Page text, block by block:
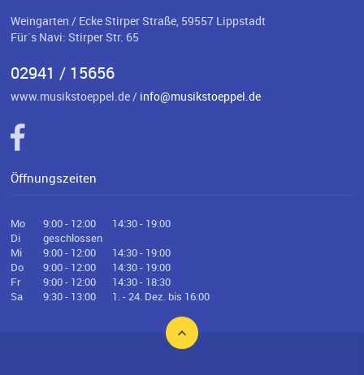
Weingarten / Ecke Stirper Straße, 59557 Lippstadt
Für`s Navi: Stirper Str. 65
02941 / 15656
www.musikstoeppel.de / info@musikstoeppel.de
Öffnungszeiten
Mo 9:00 - 12:00
14:30 - 19:00
Di
geschlossen
Mi
9:00 - 12:00
14:30 - 19:00
Do
9:00 - 12:00
14:30 - 19:00
Fr
9:00 - 12:00
14:30 - 18:30
Sa
9:30 - 13:00 1. - 24. Dez. bis 16:00